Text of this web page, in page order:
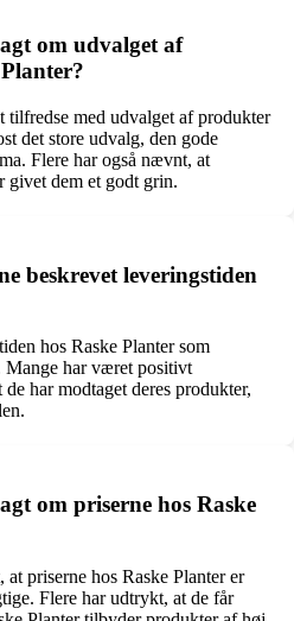
om udvalget af
med udvalget af produkter
det store udvalg, den gode
Flere har også nævnt, at
givet dem et godt grin.
beskrevet leveringstiden
hos Raske Planter som
har været positivt
har modtaget deres produkter,
om priserne hos Raske
priserne hos Raske Planter er
Flere har udtrykt, at de får